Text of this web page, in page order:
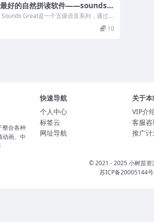
最好的自然拼读软件——sounds g
reat[PC版]
Sounds Great是一个五级语音系列，通过系
10
整合各种
动画、中
快速导航
个人中心
标签云
网址导航
关于
VIP介
客服咨
推广计
© 2021 - 2025 小树苗资
苏ICP备20005144号